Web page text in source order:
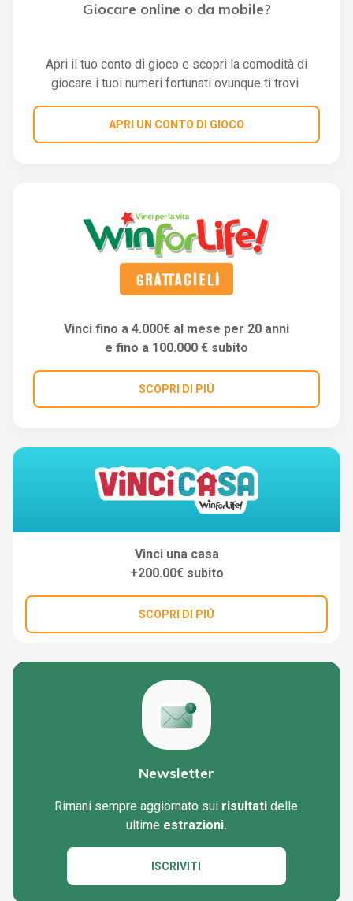
Giocare online o da mobile?
Apri il tuo conto di gioco e scopri la comodità di
giocare i tuoi numeri fortunati ovunque ti trovi
APRI UN CONTO DI GIOCO
Vinci fino a 4.000€ al mese per 20 anni
e fino a 100.000 € subito
SCOPRI DI PIÚ
Vinci una casa
+200.00€ subito
SCOPRI DI PIÚ
Newsletter
Rimani sempre aggiornato sui risultati delle
ultime estrazioni.
ISCRIVITI